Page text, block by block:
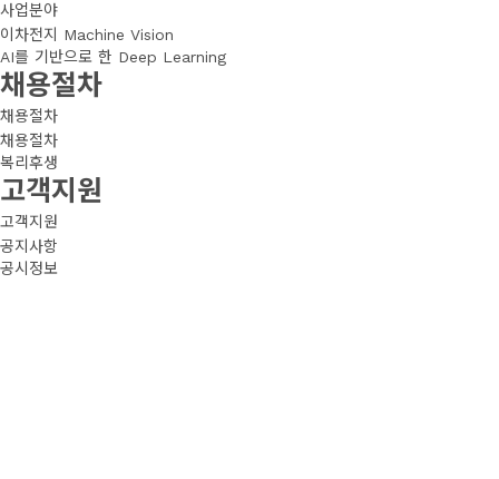
사업분야
이차전지 Machine Vision
AI를 기반으로 한 Deep Learning
채용절차
채용절차
채용절차
복리후생
고객지원
고객지원
공지사항
공시정보